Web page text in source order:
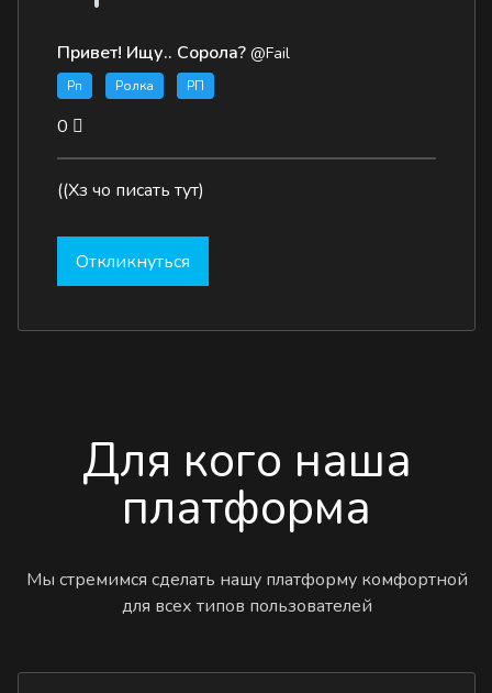
Привет! Ищу.. Сорола? @Fail
Рп Ролка РП
0
((Хз чо писать тут)
Откликнуться
Для кого наша
платформа
Мы стремимся сделать нашу платформу комфортной
для всех типов пользователей